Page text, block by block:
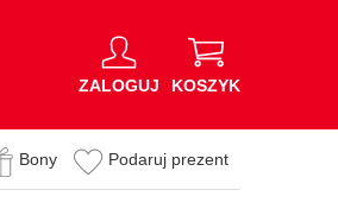
ZALOGUJ KOSZYK
Bony Podaruj prezent